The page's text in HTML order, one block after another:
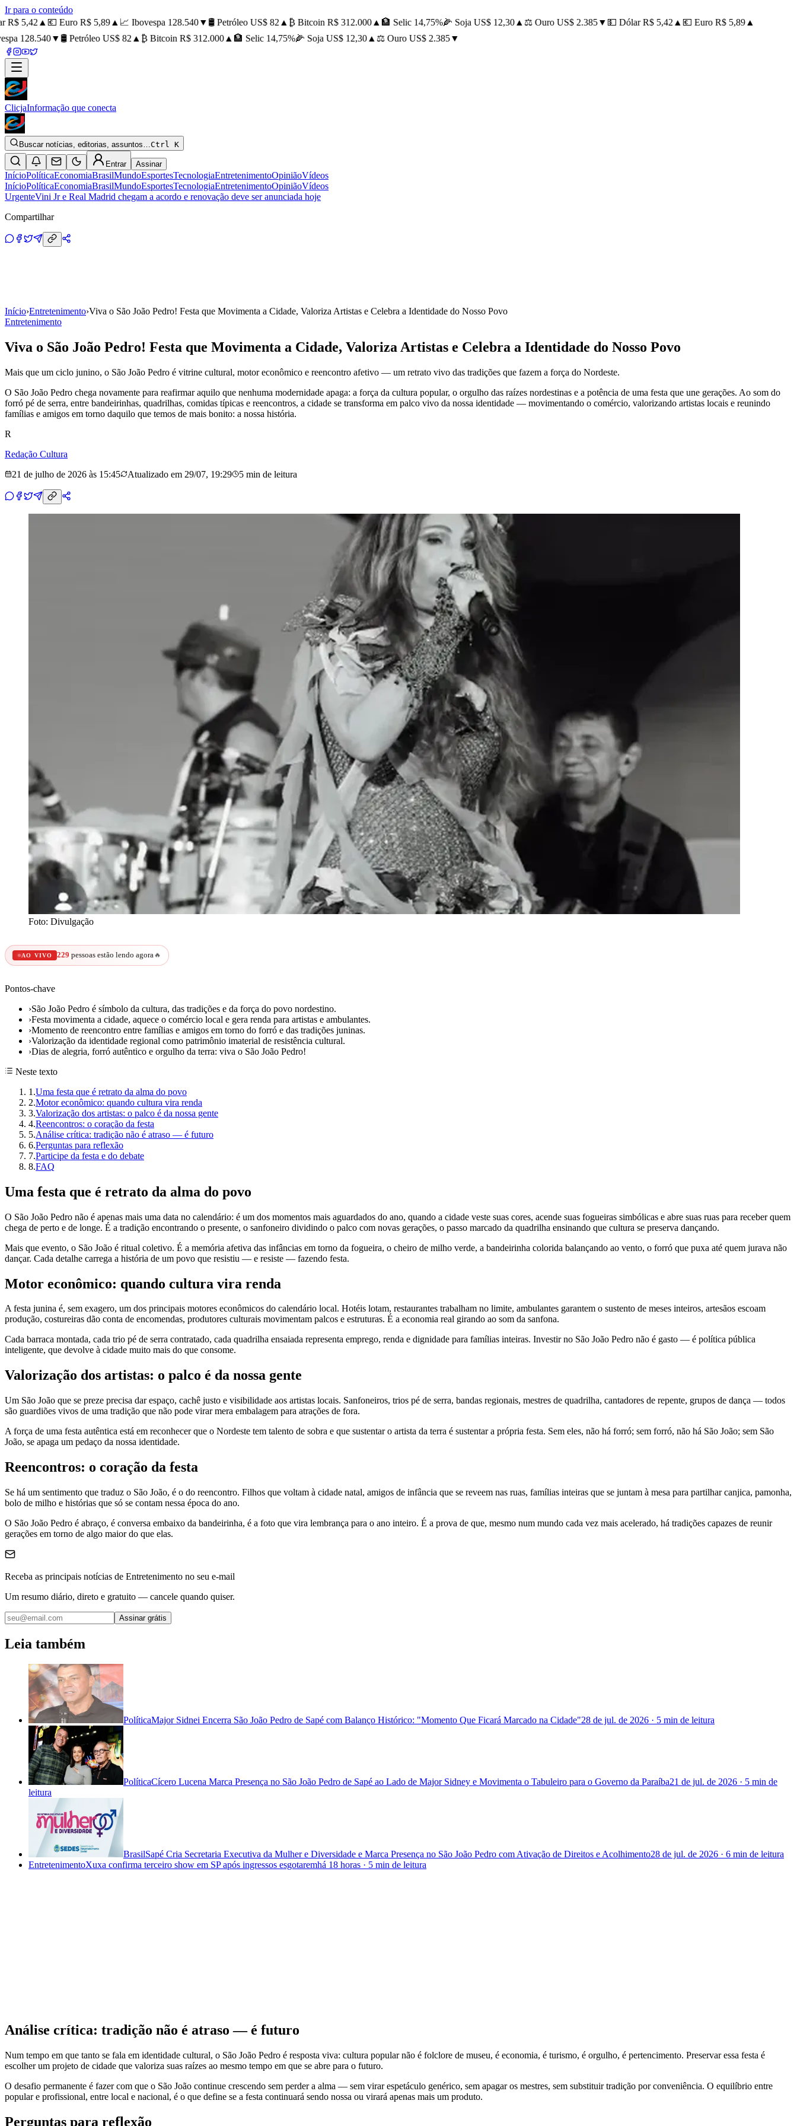
Ir para o conteúdo
5,42▲💶 Euro R$ 5,89▲📈 Ibovespa 128.540▼🛢️ Petróleo US$ 82▲₿ Bitcoin R$ 312.000▲🏦 Selic 14,75%🌽 Soja US$ 12,30▲⚖️ Ouro US$ 2.385▼💵 Dólar R$ 5,42▲💶 Euro R$ 5,89▲
128.540▼🛢️ Petróleo US$ 82▲₿ Bitcoin R$ 312.000▲🏦 Selic 14,75%🌽 Soja US$ 12,30▲⚖️ Ouro US$ 2.385▼
ClicjaInformação que conecta
Buscar notícias, editorias, assuntos…Ctrl K
Entrar Assinar
InícioPolíticaEconomiaBrasilMundoEsportesTecnologiaEntretenimentoOpiniãoVídeos
InícioPolíticaEconomiaBrasilMundoEsportesTecnologiaEntretenimentoOpiniãoVídeos
UrgenteVini Jr e Real Madrid chegam a acordo e renovação deve ser anunciada hoje
Compartilhar
Início›Entretenimento›Viva o São João Pedro! Festa que Movimenta a Cidade, Valoriza Artistas e Celebra a Identidade do Nosso Povo
Entretenimento
Viva o São João Pedro! Festa que Movimenta a Cidade, Valoriza Artistas e Celebra a Identidade do Nosso Povo
Mais que um ciclo junino, o São João Pedro é vitrine cultural, motor econômico e reencontro afetivo — um retrato vivo das tradições que fazem a força do Nordeste.
O São João Pedro chega novamente para reafirmar aquilo que nenhuma modernidade apaga: a força da cultura popular, o orgulho das raízes nordestinas e a potência de uma festa que une gerações. Ao som do
forró pé de serra, entre bandeirinhas, quadrilhas, comidas típicas e reencontros, a cidade se transforma em palco vivo da nossa identidade — movimentando o comércio, valorizando artistas locais e reunindo
famílias e amigos em torno daquilo que temos de mais bonito: a nossa história.
R
Redação Cultura
21 de julho de 2026 às 15:45
Atualizado em 29/07, 19:29 5 min de leitura
Foto: Divulgação
AO VIVO 229 pessoas estão lendo agora🔥
Pontos-chave
›São João Pedro é símbolo da cultura, das tradições e da força do povo nordestino.
›Festa movimenta a cidade, aquece o comércio local e gera renda para artistas e ambulantes.
›Momento de reencontro entre famílias e amigos em torno do forró e das tradições juninas.
›Valorização da identidade regional como patrimônio imaterial de resistência cultural.
›Dias de alegria, forró autêntico e orgulho da terra: viva o São João Pedro!
Neste texto
1 .Uma festa que é retrato da alma do povo
2.Motor econômico: quando cultura vira renda
3.Valorização dos artistas: o palco é da nossa gente
4.Reencontros: o coração da festa
5.Análise crítica: tradição não é atraso — é futuro
6.Perguntas para reflexão
7.Participe da festa e do debate
8.FAQ
Uma festa que é retrato da alma do povo
O São João Pedro não é apenas mais uma data no calendário: é um dos momentos mais aguardados do ano, quando a cidade veste suas cores, acende suas fogueiras simbólicas e abre suas ruas para receber quem
chega de perto e de longe. É a tradição encontrando o presente, o sanfoneiro dividindo o palco com novas gerações, o passo marcado da quadrilha ensinando que cultura se preserva dançando.
Mais que evento, o São João é ritual coletivo. É a memória afetiva das infâncias em torno da fogueira, o cheiro de milho verde, a bandeirinha colorida balançando ao vento, o forró que puxa até quem jurava não
dançar. Cada detalhe carrega a história de um povo que resistiu — e resiste — fazendo festa.
Motor econômico: quando cultura vira renda
A festa junina é, sem exagero, um dos principais motores econômicos do calendário local. Hotéis lotam, restaurantes trabalham no limite, ambulantes garantem o sustento de meses inteiros, artesãos escoam
produção, costureiras dão conta de encomendas, produtores culturais movimentam palcos e estruturas. É a economia real girando ao som da sanfona.
Cada barraca montada, cada trio pé de serra contratado, cada quadrilha ensaiada representa emprego, renda e dignidade para famílias inteiras. Investir no São João Pedro não é gasto — é política pública
inteligente, que devolve à cidade muito mais do que consome.
Valorização dos artistas: o palco é da nossa gente
Um São João que se preze precisa dar espaço, cachê justo e visibilidade aos artistas locais. Sanfoneiros, trios pé de serra, bandas regionais, mestres de quadrilha, cantadores de repente, grupos de dança — todos
são guardiões vivos de uma tradição que não pode virar mera embalagem para atrações de fora.
A força de uma festa autêntica está em reconhecer que o Nordeste tem talento de sobra e que sustentar o artista da terra é sustentar a própria festa. Sem eles, não há forró; sem forró, não há São João; sem São
João, se apaga um pedaço da nossa identidade.
Reencontros: o coração da festa
Se há um sentimento que traduz o São João, é o do reencontro. Filhos que voltam à cidade natal, amigos de infância que se reveem nas ruas, famílias inteiras que se juntam à mesa para partilhar canjica, pamonha,
bolo de milho e histórias que só se contam nessa época do ano.
O São João Pedro é abraço, é conversa embaixo da bandeirinha, é a foto que vira lembrança para o ano inteiro. É a prova de que, mesmo num mundo cada vez mais acelerado, há tradições capazes de reunir
gerações em torno de algo maior do que elas.
Receba as principais notícias de Entretenimento no seu e-mail
Um resumo diário, direto e gratuito — cancele quando quiser.
Assinar grátis
Leia também
PolíticaMajor Sidnei Encerra São João Pedro de Sapé com Balanço Histórico: "Momento Que Ficará Marcado na Cidade"28 de jul. de 2026 · 5 min de leitura
PolíticaCícero Lucena Marca Presença no São João Pedro de Sapé ao Lado de Major Sidney e Movimenta o Tabuleiro para o Governo da Paraíba21 de jul. de 2026 · 5 min de
leitura
BrasilSapé Cria Secretaria Executiva da Mulher e Diversidade e Marca Presença no São João Pedro com Ativação de Direitos e Acolhimento28 de jul. de 2026 · 6 min de leitura
EntretenimentoXuxa confirma terceiro show em SP após ingressos esgotaremhá 18 horas · 5 min de leitura
Análise crítica: tradição não é atraso — é futuro
Num tempo em que tanto se fala em identidade cultural, o São João Pedro é resposta viva: cultura popular não é folclore de museu, é economia, é turismo, é orgulho, é pertencimento. Preservar essa festa é
escolher um projeto de cidade que valoriza suas raízes ao mesmo tempo em que se abre para o futuro.
O desafio permanente é fazer com que o São João continue crescendo sem perder a alma — sem virar espetáculo genérico, sem apagar os mestres, sem substituir tradição por conveniência. O equilíbrio entre
popular e profissional, entre local e nacional, é o que define se a festa continuará sendo nossa ou virará apenas mais um produto.
Perguntas para reflexão